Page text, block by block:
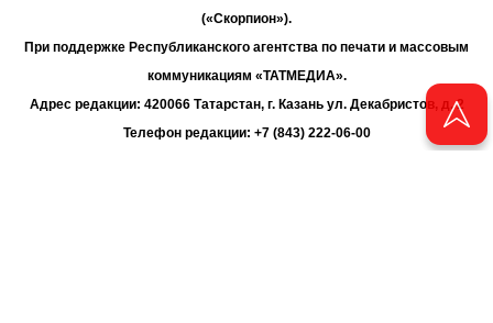
(«Скорпион»).
При поддержке Республиканского агентства по печати и массовым
коммуникациям «ТАТМЕДИА».
Адрес редакции: 420066 Татарстан, г. Казань ул. Декабристов, д. 2
Телефон редакции: +7 (843) 222-06-00